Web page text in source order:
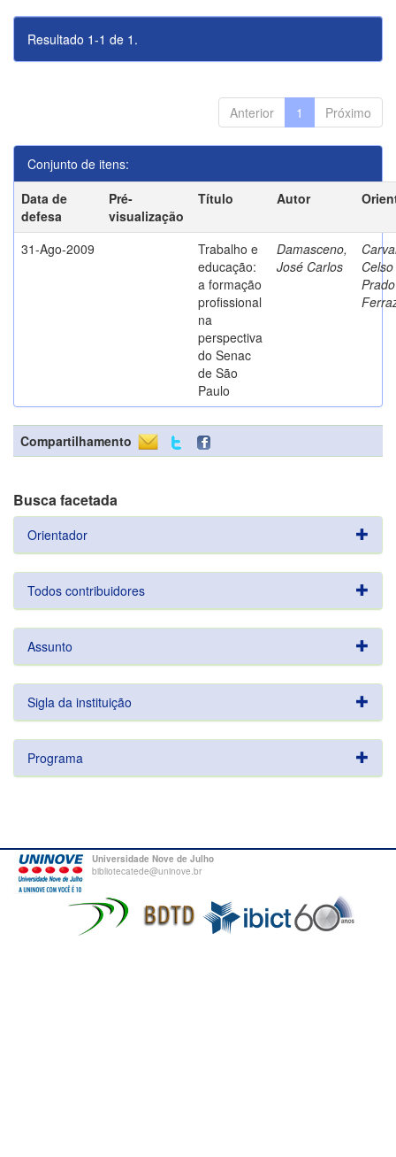
Resultado 1-1 de 1.
Anterior 1 Próximo
Conjunto de itens:
Data de
defesa
Pré-
visualização
Título Autor
31-Ago-2009
Trabalho e
educação:
a formação
profissional
na
perspectiva
do Senac
de São
Paulo
Damasceno,
José Carlos
Prado
Compartilhamento
Busca facetada
Orientador
Todos contribuidores
Assunto
Sigla da instituição
Programa
Universidade Nove de Julho
bibliotecatede@uninove.br